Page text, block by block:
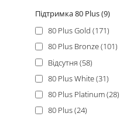
Gamdias (1)
GTL (1)
Montech (1)
OCZ (1)
Qdion (1)
Підтримка 80 Plus (9)
80 Plus Gold (171)
80 Plus Bronze (101)
Відсутня (58)
80 Plus White (31)
80 Plus Platinum (28)
80 Plus (24)